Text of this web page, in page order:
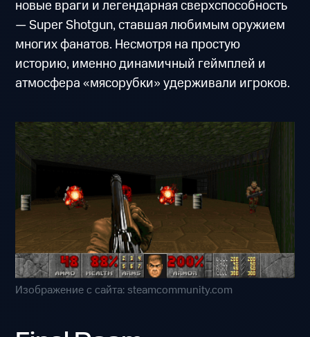
новые враги и легендарная сверхспособность
— Super Shotgun, ставшая любимым оружием
многих фанатов. Несмотря на простую
историю, именно динамичный геймплей и
атмосфера «мясорубки» удерживали игроков.
Изображение с сайта: steamcommunity.com